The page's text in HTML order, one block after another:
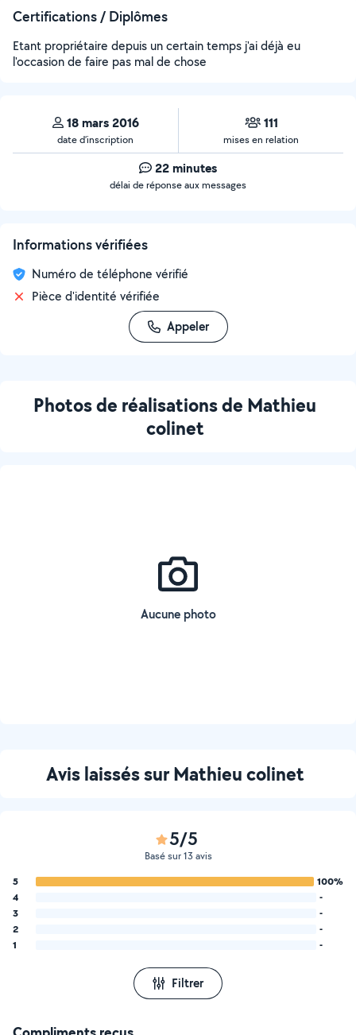
Certifications / Diplômes
Etant propriétaire depuis un certain temps j'ai déjà eu
l'occasion de faire pas mal de chose
18 mars 2016
date d’inscription
111
mises en relation
22 minutes
délai de réponse aux messages
Informations vérifiées
Numéro de téléphone vérifié
Pièce d'identité vérifiée
Appeler
Photos de réalisations de Mathieu
colinet
Aucune photo
Avis laissés sur Mathieu colinet
5/5
Basé sur 13 avis
5
100%
4
-
3
-
2
-
1
-
Filtrer